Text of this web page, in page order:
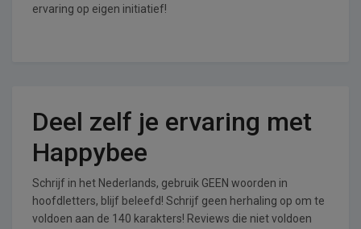
ervaring op eigen initiatief!
Deel zelf je ervaring met
Happybee
Schrijf in het Nederlands, gebruik GEEN woorden in
hoofdletters, blijf beleefd! Schrijf geen herhaling op om te
voldoen aan de 140 karakters! Reviews die niet voldoen